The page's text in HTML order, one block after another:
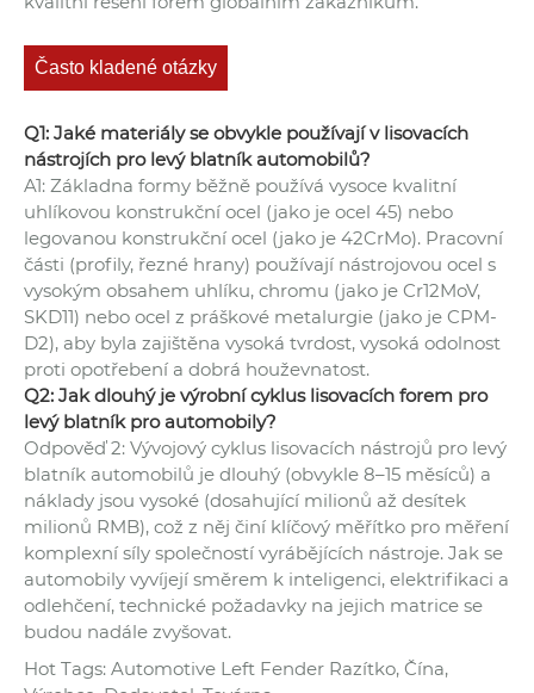
Často kladené otázky
Q1: Jaké materiály se obvykle používají v lisovacích
nástrojích pro levý blatník automobilů?
A1: Základna formy běžně používá vysoce kvalitní
uhlíkovou konstrukční ocel (jako je ocel 45) nebo
legovanou konstrukční ocel (jako je 42CrMo). Pracovní
části (profily, řezné hrany) používají nástrojovou ocel s
vysokým obsahem uhlíku, chromu (jako je Cr12MoV,
SKD11) nebo ocel z práškové metalurgie (jako je CPM-
D2), aby byla zajištěna vysoká tvrdost, vysoká odolnost
proti opotřebení a dobrá houževnatost.
Q2: Jak dlouhý je výrobní cyklus lisovacích forem pro
levý blatník pro automobily?
Odpověď 2: Vývojový cyklus lisovacích nástrojů pro levý
blatník automobilů je dlouhý (obvykle 8–15 měsíců) a
náklady jsou vysoké (dosahující milionů až desítek
milionů RMB), což z něj činí klíčový měřítko pro měření
komplexní síly společností vyrábějících nástroje. Jak se
automobily vyvíjejí směrem k inteligenci, elektrifikaci a
odlehčení, technické požadavky na jejich matrice se
budou nadále zvyšovat.
Hot Tags: Automotive Left Fender Razítko, Čína,